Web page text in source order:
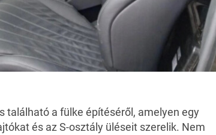
található a fülke építéséről, amelyen egy
és az S-osztály üléseit szerelik. Nem